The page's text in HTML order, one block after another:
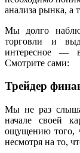
анализа рынка, а
Мы долго
торговли и
интересное —
Смотрите сами:
Трейдер
Мы не раз
начале своей
ощущению того,
несмотря на то,